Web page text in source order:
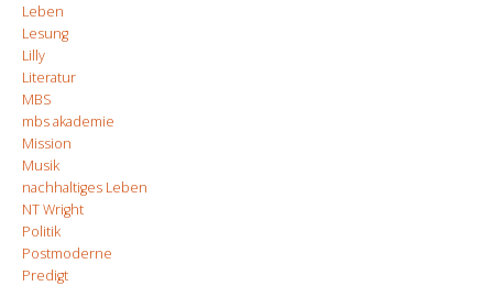
Leben
Lesung
Lilly
Literatur
MBS
mbs akademie
Mission
Musik
nachhaltiges Leben
NT Wright
Politik
Postmoderne
Predigt